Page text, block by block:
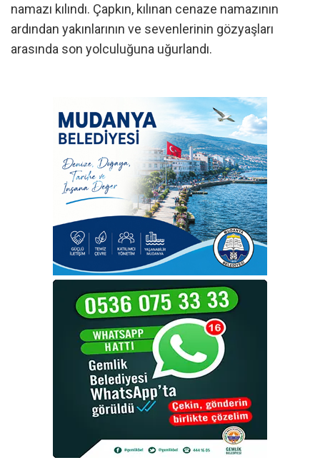
namazı kılındı. Çapkın, kılınan cenaze namazının
ardından yakınlarının ve sevenlerinin gözyaşları
arasında son yolculuğuna uğurlandı.